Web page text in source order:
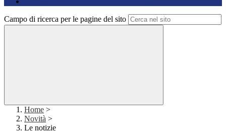
Campo di ricerca per le pagine del sito
Home >
Novità >
Le notizie